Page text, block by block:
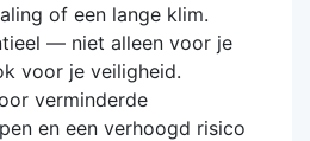
of een lange klim.
— niet alleen voor je
voor je veiligheid.
verminderde
en een verhoogd risico